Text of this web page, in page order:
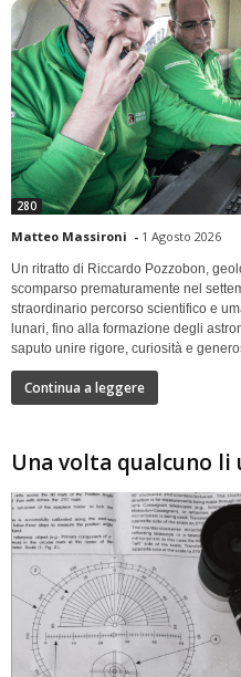
280
Matteo Massironi - 1 Agosto 2026
Un ritratto di Riccardo Pozzobon,
scomparso prematuramente nel
straordinario percorso scientifico e
lunari, fino alla formazione degli
saputo unire rigore, curiosità e
Continua a leggere
Una volta qualcuno li